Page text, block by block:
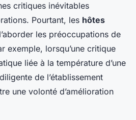
critiques inévitables
Pourtant, les hôtes
les préoccupations de
exemple, lorsqu’une critique
liée à la température d’une
de l’établissement
une volonté d’amélioration